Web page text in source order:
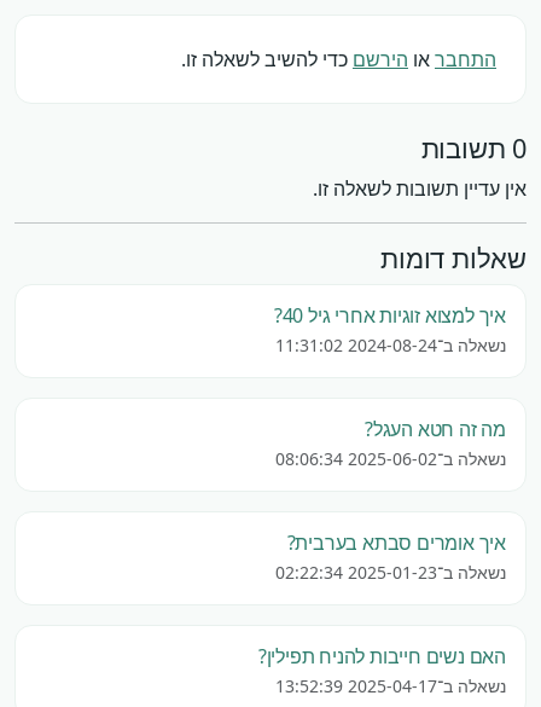
התחבראו הירשם כדי להשיב לשאלה זו.
0 תשובות
אין עדיין תשובות לשאלה זו.
שאלות דומות
איך למצוא זוגיות אחרי גיל 40?
נשאלה ב־2024-08-24 11:31:02
מה זה חטא העגל?
נשאלה ב־2025-06-02 08:06:34
איך אומרים סבתא בערבית?
נשאלה ב־2025-01-23 02:22:34
האם נשים חייבות להניח תפילין?
נשאלה ב־2025-04-17 13:52:39